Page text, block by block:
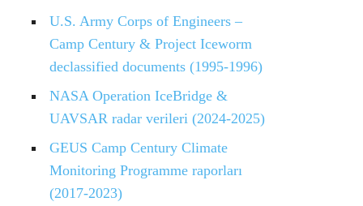
U.S. Army Corps of Engineers –
Camp Century & Project Iceworm
declassified documents (1995-1996)
NASA Operation IceBridge &
UAVSAR radar verileri (2024-2025)
GEUS Camp Century Climate
Monitoring Programme raporları
(2017-2023)